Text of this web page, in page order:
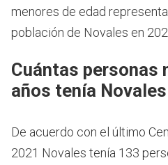
menores de edad
población de Novales en
Cuántas personas
años tenía
De acuerdo con el último
2021 Novales tenía 133